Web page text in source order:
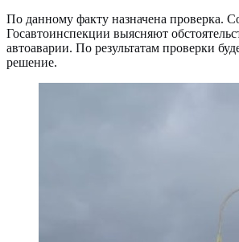
По данному факту назначена проверка.
Госавтоинспекции выясняют
автоаварии. По результатам проверки
решение.